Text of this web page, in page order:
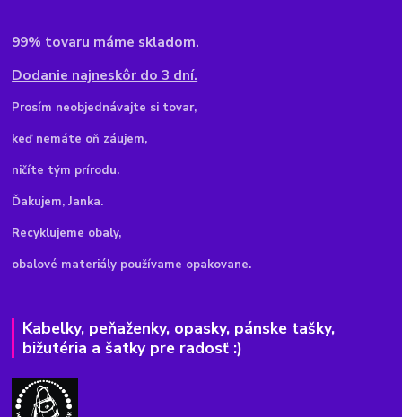
99% tovaru máme skladom.
Dodanie najneskôr do 3 dní.
Prosím neobjednávajte si tovar,
keď nemáte oň záujem,
ničíte tým prírodu.
Ďakujem, Janka.
Recyklujeme obaly,
obalové materiály používame opakovane.
Kabelky, peňaženky, opasky, pánske tašky,
bižutéria a šatky pre radosť :)